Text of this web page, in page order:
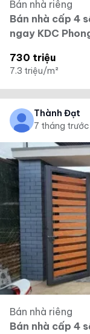
Bán nhà riêng
Bán nhà cấp 4
ngay KDC
730 triệu
7.3 triệu/m²
Thành Đạt
7 tháng trước
Bán nhà riêng
Bán nhà cấp 4